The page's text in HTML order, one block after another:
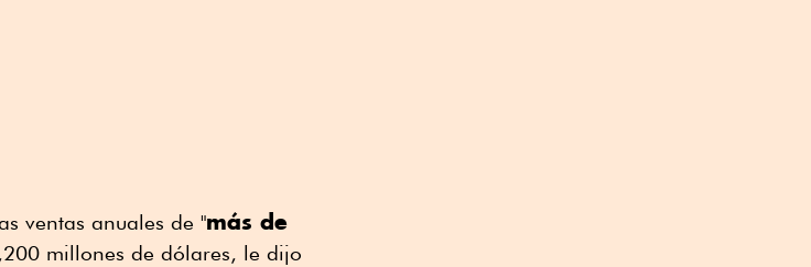
ventas anuales de "más de
millones de dólares, le dijo